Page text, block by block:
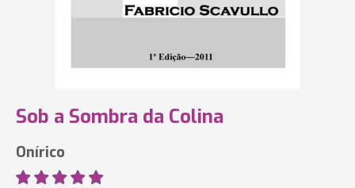
Sob a Sombra da Colina
Onírico